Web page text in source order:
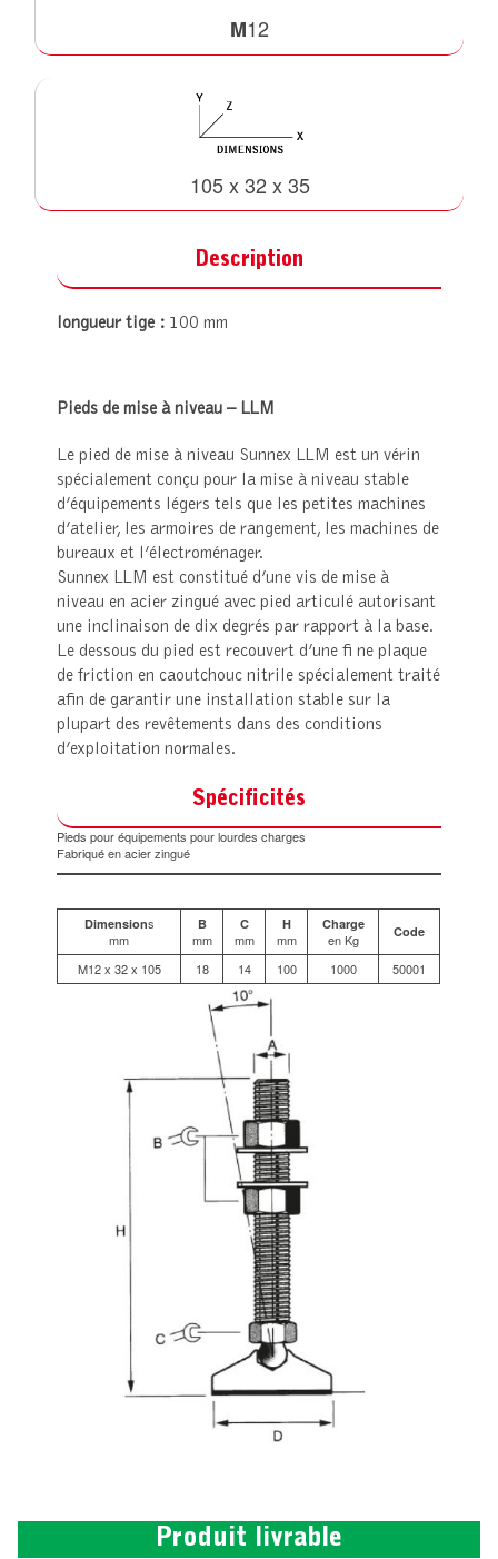
M12
105 x 32 x 35
Description
longueur tige : 100 mm
Pieds de mise à niveau – LLM
Le pied de mise à niveau Sunnex LLM est un vérin
spécialement conçu pour la mise à niveau stable
d’équipements légers tels que les petites machines
d’atelier, les armoires de rangement, les machines de
bureaux et l’électroménager.
Sunnex LLM est constitué d’une vis de mise à
niveau en acier zingué avec pied articulé autorisant
une inclinaison de dix degrés par rapport à la base.
Le dessous du pied est recouvert d’une fi ne plaque
de friction en caoutchouc nitrile spécialement traité
afin de garantir une installation stable sur la
plupart des revêtements dans des conditions
d’exploitation normales.
Spécificités
Pieds pour équipements pour lourdes charges
Fabriqué en acier zingué
Dimensions
mm
B
mm
C
mm
H
mm
Charge
en Kg Code
M12 x 32 x 105 18 14 100 1000 50001
Produit livrable